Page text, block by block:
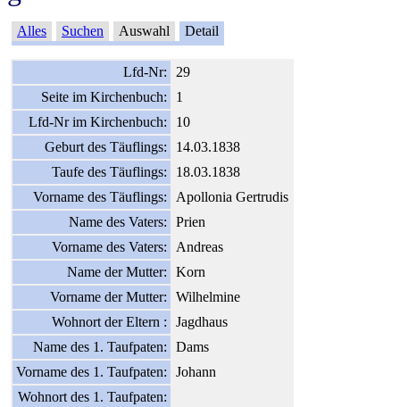
Alles Suchen Auswahl Detail
Lfd-Nr:
29
Seite im Kirchenbuch:
1
Lfd-Nr im Kirchenbuch:
10
Geburt des Täuflings:
14.03.1838
Taufe des Täuflings:
18.03.1838
Vorname des Täuflings:
Apollonia Gertrudis
Name des Vaters:
Prien
Vorname des Vaters:
Andreas
Name der Mutter:
Korn
Vorname der Mutter:
Wilhelmine
Wohnort der Eltern :
Jagdhaus
Name des 1. Taufpaten:
Dams
Vorname des 1. Taufpaten:
Johann
Wohnort des 1. Taufpaten: